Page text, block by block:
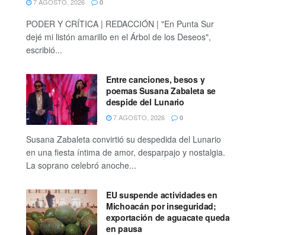
0
PODER Y CRÍTICA | REDACCIÓN | "En Punta Sur
dejé mi listón amarillo en el Árbol de los Deseos",
escribió...
Entre canciones, besos y
poemas Susana Zabaleta se
despide del Lunario
7 AGOSTO, 2026 0
Susana Zabaleta convirtió su despedida del Lunario
en una fiesta íntima de amor, desparpajo y nostalgia.
La soprano celebró anoche...
EU suspende actividades en
Michoacán por inseguridad;
exportación de aguacate queda
en pausa